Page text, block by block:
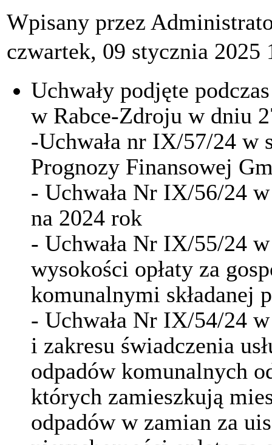
Wpisany przez
czwartek, 09 stycznia 2025
Uchwały podjęte
w Rabce-Zdroju w dniu
-Uchwała nr IX/57/24 w
Prognozy Finansowej
- Uchwała Nr IX/56/24
na 2024 rok
- Uchwała Nr IX/55/24
wysokości opłaty za
komunalnymi składanej
- Uchwała Nr IX/54/24
i zakresu świadczenia
odpadów komunalnych
których zamieszkują
odpadów w zamian za